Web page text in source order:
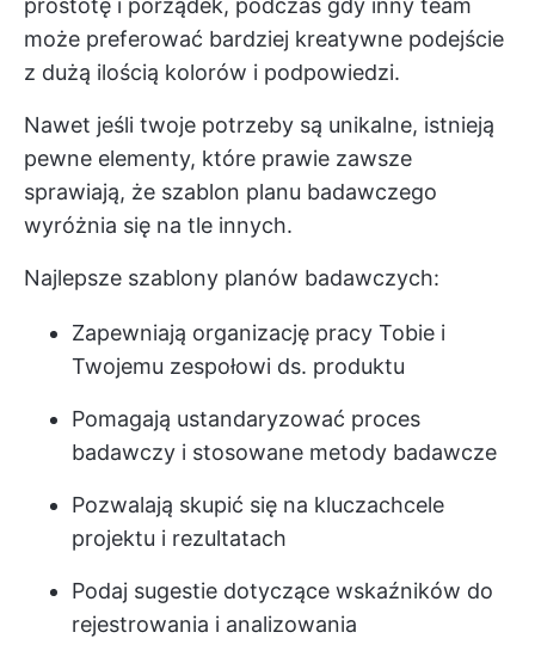
prostotę i porządek, podczas gdy inny team
może preferować bardziej kreatywne podejście
z dużą ilością kolorów i podpowiedzi.
Nawet jeśli twoje potrzeby są unikalne, istnieją
pewne elementy, które prawie zawsze
sprawiają, że szablon planu badawczego
wyróżnia się na tle innych.
Najlepsze szablony planów badawczych:
Zapewniają organizację pracy Tobie i
Twojemu zespołowi ds. produktu
Pomagają ustandaryzować proces
badawczy i stosowane metody badawcze
Pozwalają skupić się na kluczachcele
projektu i rezultatach
Podaj sugestie dotyczące wskaźników do
rejestrowania i analizowania